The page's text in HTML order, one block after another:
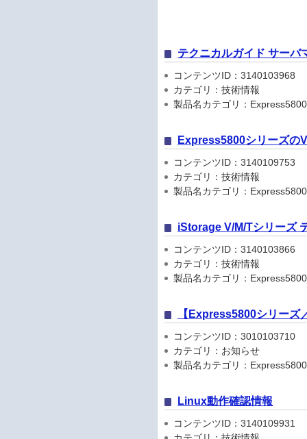
テクニカルガイド サーバ
コンテンツID：3140103968
カテゴリ：技術情報
製品名カテゴリ：
Express5800シリーズの
コンテンツID：3140109753
カテゴリ：技術情報
製品名カテゴリ：
iStorage V/M/Tシリーズ
コンテンツID：3140103866
カテゴリ：技術情報
製品名カテゴリ：
【Express5800シリー
コンテンツID：3010103710
カテゴリ：お知らせ
製品名カテゴリ：
Linux動作確認情報
コンテンツID：3140109931